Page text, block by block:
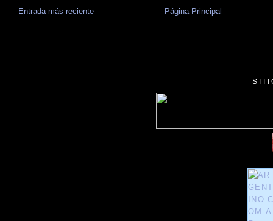
Entrada más reciente Página Principal